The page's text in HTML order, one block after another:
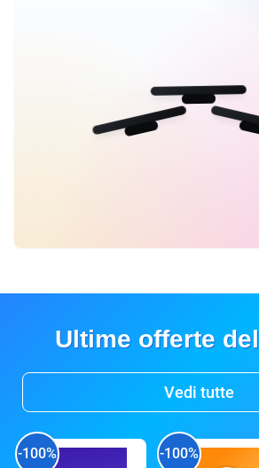
Ultime offerte
Vedi tutte
-100% -100%